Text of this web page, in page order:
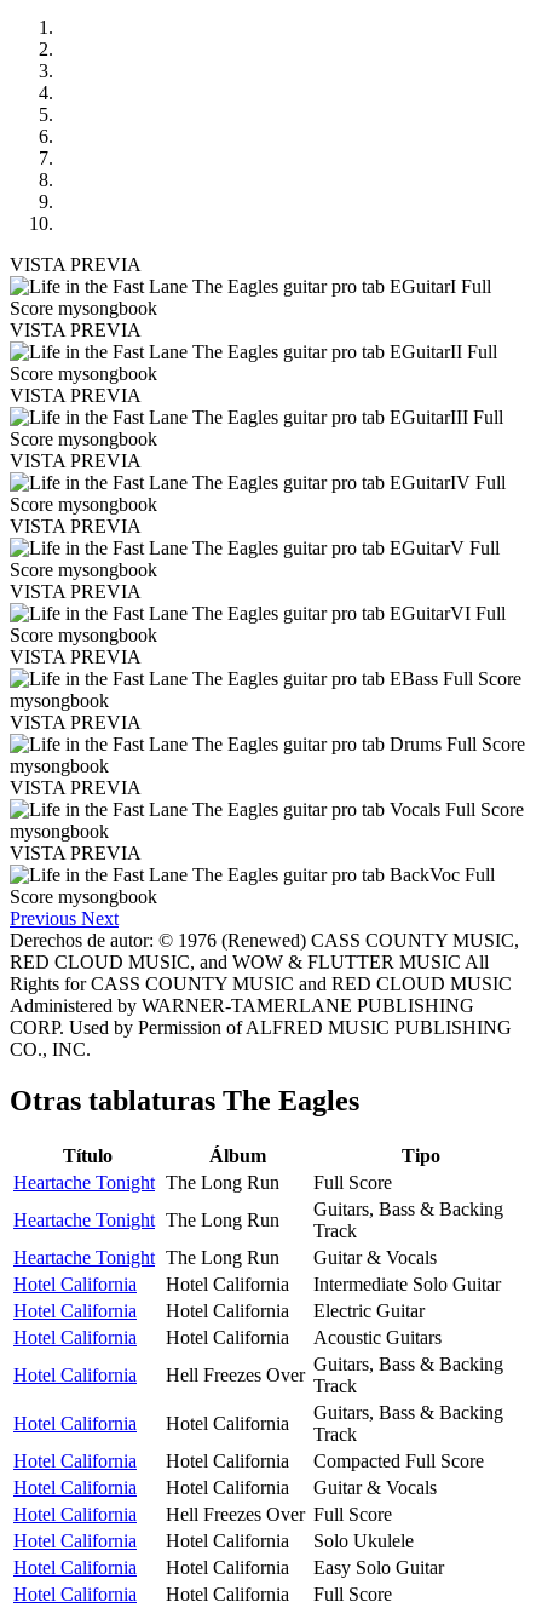
VISTA PREVIA
VISTA PREVIA
VISTA PREVIA
VISTA PREVIA
VISTA PREVIA
VISTA PREVIA
VISTA PREVIA
VISTA PREVIA
VISTA PREVIA
VISTA PREVIA
Previous Next
Derechos de autor: © 1976 (Renewed) CASS COUNTY MUSIC,
RED CLOUD MUSIC, and WOW & FLUTTER MUSIC All
Rights for CASS COUNTY MUSIC and RED CLOUD MUSIC
Administered by WARNER-TAMERLANE PUBLISHING
CORP. Used by Permission of ALFRED MUSIC PUBLISHING
CO., INC.
Otras tablaturas The Eagles
Título Álbum
Tipo
Heartache Tonight The Long Run
Full Score
Heartache Tonight The Long Run
Guitars, Bass & Backing
Track
Heartache Tonight The Long Run
Guitar & Vocals
Hotel California
Hotel California
Intermediate Solo Guitar
Hotel California
Hotel California
Electric Guitar
Hotel California
Hotel California
Acoustic Guitars
Hotel California
Hell Freezes Over
Guitars, Bass & Backing
Track
Hotel California
Hotel California
Guitars, Bass & Backing
Track
Hotel California
Hotel California
Compacted Full Score
Hotel California
Hotel California
Guitar & Vocals
Hotel California
Hell Freezes Over Full Score
Hotel California
Hotel California
Solo Ukulele
Hotel California
Hotel California
Easy Solo Guitar
Hotel California
Hotel California
Full Score